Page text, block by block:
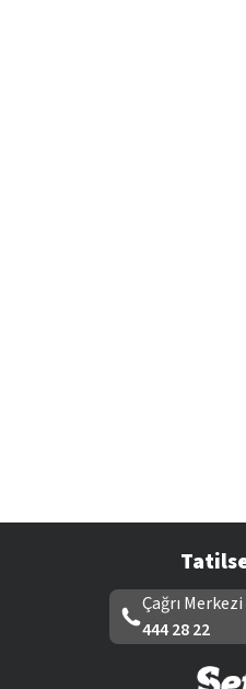
Çağrı Merkezi
444 28 22